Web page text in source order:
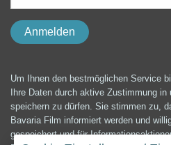
Um Ihnen den bestmöglichen Service
Ihre Daten durch aktive Zustimmung in
speichern zu dürfen. Sie stimmen zu,
Bavaria Film informiert werden und
gespeichert und für